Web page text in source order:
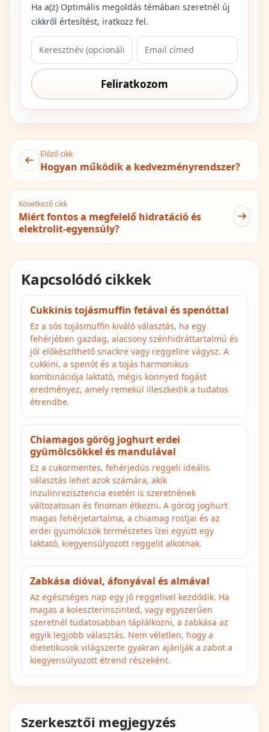
Ha a(z) Optimális megoldás témában szeretnél új
cikkről értesítést, iratkozz fel.
Feliratkozom
Előző cikk
Hogyan működik a kedvezményrendszer?
Következő cikk
Miért fontos a megfelelő hidratáció és
elektrolit-egyensúly?
Kapcsolódó cikkek
Cukkinis tojásmuffin fetával és spenóttal
Ez a sós tojásmuffin kiváló választás, ha egy
fehérjében gazdag, alacsony szénhidráttartalmú és
jól előkészíthető snackre vagy reggelire vágysz. A
cukkini, a spenót és a tojás harmonikus
kombinációja laktató, mégis könnyed fogást
eredményez, amely remekül illeszkedik a tudatos
étrendbe.
Chiamagos görög joghurt erdei
gyümölcsökkel és mandulával
Ez a cukormentes, fehérjedús reggeli ideális
választás lehet azok számára, akik
inzulinrezisztencia esetén is szeretnének
változatosan és finoman étkezni. A görög joghurt
magas fehérjetartalma, a chiamag rostjai és az
erdei gyümölcsök természetes ízei együtt egy
laktató, kiegyensúlyozott reggelit alkotnak.
Zabkása dióval, áfonyával és almával
Az egészséges nap egy jó reggelivel kezdődik. Ha
magas a koleszterinszinted, vagy egyszerűen
szeretnél tudatosabban táplálkozni, a zabkása az
egyik legjobb választás. Nem véletlen, hogy a
dietetikusok világszerte gyakran ajánlják a zabot a
kiegyensúlyozott étrend részeként.
Szerkesztői megjegyzés